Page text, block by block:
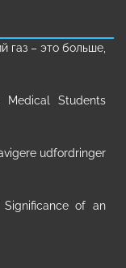
газ – это больше,
Medical Students
udfordringer
Significance of an